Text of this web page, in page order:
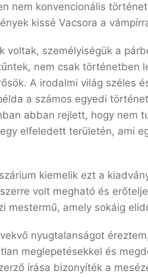
nem konvencionális
kissé Vacsora a
voltak, személyiségük a
nem csak történetben
A irodalmi világ széles
a számos egyedi
abban rejlett, hogy nem
elfeledett területén, ami
kiemelik ezt a
volt megható és
mestermű, amely sokáig
nyugtalanságot
meglepetésekkel és
írása bizonyíték a